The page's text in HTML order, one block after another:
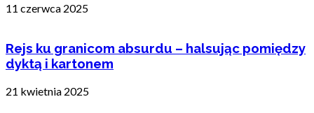
11 czerwca 2025
Rejs ku granicom absurdu – halsując pomiędzy
dyktą i kartonem
21 kwietnia 2025